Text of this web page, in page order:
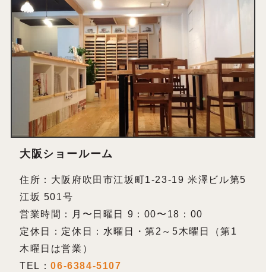
大阪ショールーム
住所：大阪府吹田市江坂町1-23-19 米澤ビル第5
江坂 501号
営業時間：月〜日曜日 9：00〜18：00
定休日：定休日：水曜日・第2～5木曜日（第1
木曜日は営業）
TEL：06-6384-5107